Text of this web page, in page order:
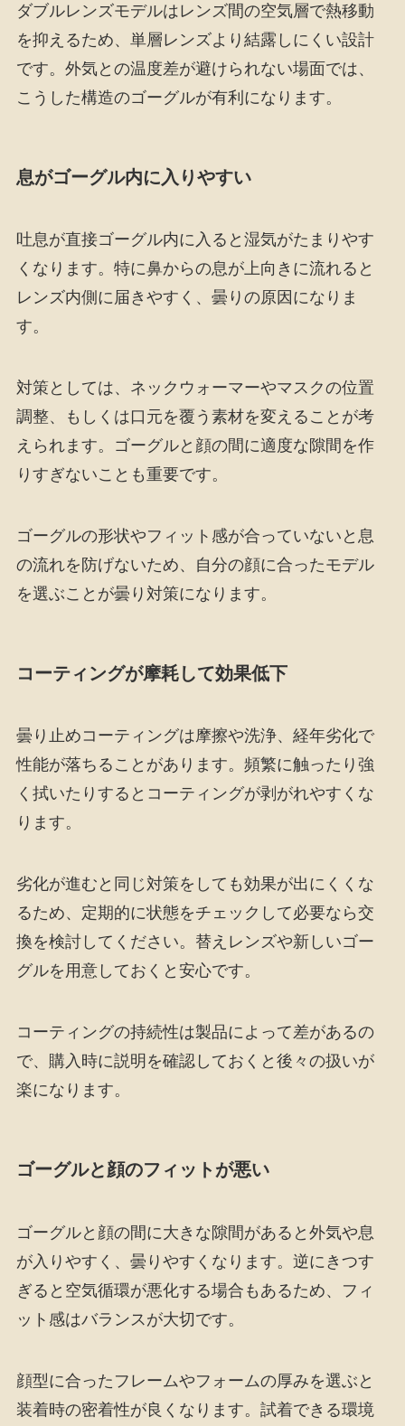
ダブルレンズモデルはレンズ間の空気層で熱移動
を抑えるため、単層レンズより結露しにくい設計
です。外気との温度差が避けられない場面では、
こうした構造のゴーグルが有利になります。
息がゴーグル内に入りやすい
吐息が直接ゴーグル内に入ると湿気がたまりやす
くなります。特に鼻からの息が上向きに流れると
レンズ内側に届きやすく、曇りの原因になりま
す。
対策としては、ネックウォーマーやマスクの位置
調整、もしくは口元を覆う素材を変えることが考
えられます。ゴーグルと顔の間に適度な隙間を作
りすぎないことも重要です。
ゴーグルの形状やフィット感が合っていないと息
の流れを防げないため、自分の顔に合ったモデル
を選ぶことが曇り対策になります。
コーティングが摩耗して効果低下
曇り止めコーティングは摩擦や洗浄、経年劣化で
性能が落ちることがあります。頻繁に触ったり強
く拭いたりするとコーティングが剥がれやすくな
ります。
劣化が進むと同じ対策をしても効果が出にくくな
るため、定期的に状態をチェックして必要なら交
換を検討してください。替えレンズや新しいゴー
グルを用意しておくと安心です。
コーティングの持続性は製品によって差があるの
で、購入時に説明を確認しておくと後々の扱いが
楽になります。
ゴーグルと顔のフィットが悪い
ゴーグルと顔の間に大きな隙間があると外気や息
が入りやすく、曇りやすくなります。逆にきつす
ぎると空気循環が悪化する場合もあるため、フィ
ット感はバランスが大切です。
顔型に合ったフレームやフォームの厚みを選ぶと
装着時の密着性が良くなります。試着できる環境